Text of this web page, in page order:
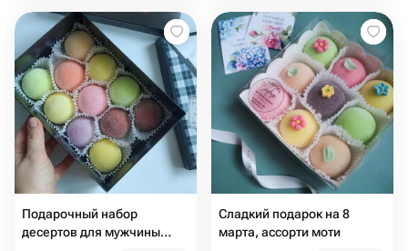
Подарочный набор
десертов для мужчины
Сладкий подарок на 8
марта, ассорти моти